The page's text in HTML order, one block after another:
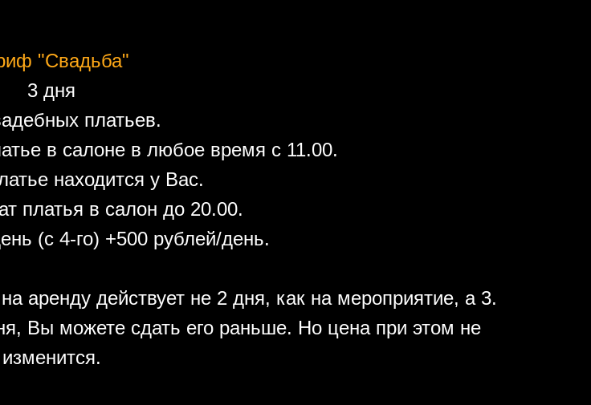
"Свадьба"
3 дня
платьев.
в салоне в любое время с 11.00.
находится у Вас.
платья в салон до 20.00.
(с 4-го) +500 рублей/день.
аренду действует не 2 дня, как на мероприятие, а 3.
Вы можете сдать его раньше. Но цена при этом не
изменится.